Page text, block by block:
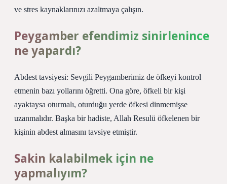
ve stres kaynaklarınızı azaltmaya çalışın.
Peygamber efendimiz sinirlenince
ne yapardı?
Abdest tavsiyesi: Sevgili Peygamberimiz de öfkeyi kontrol
etmenin bazı yollarını öğretti. Ona göre, öfkeli bir kişi
ayaktaysa oturmalı, oturduğu yerde öfkesi dinmemişse
uzanmalıdır. Başka bir hadiste, Allah Resulü öfkelenen bir
kişinin abdest almasını tavsiye etmiştir.
Sakin kalabilmek için ne
yapmalıyım?